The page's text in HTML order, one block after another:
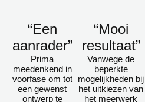
“Een
aanrader”
Prima
meedenkend in
voorfase om tot
een gewenst
ontwerp te
“Mooi
resultaat”
Vanwege de
beperkte
mogelijkheden bij
het uitkiezen van
het meerwerk